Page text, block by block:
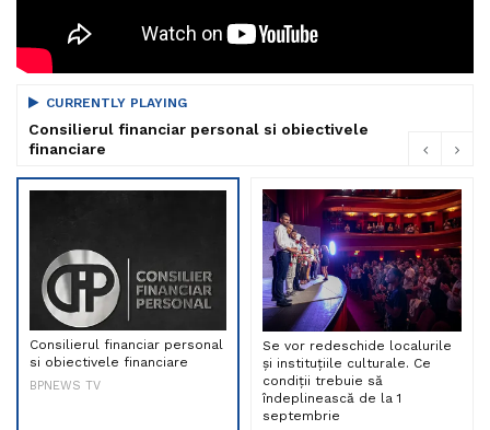
CURRENTLY PLAYING
Consilierul financiar personal si obiectivele
financiare
Consilierul financiar personal
si obiectivele financiare
BPNEWS TV
Se vor redeschide localurile
și instituțiile culturale. Ce
condiții trebuie să
îndeplinească de la 1
septembrie